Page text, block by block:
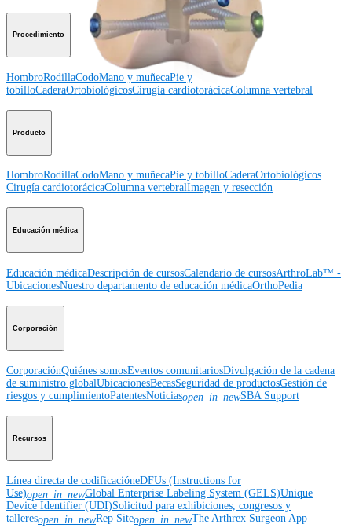
Procedimiento
HombroRodillaCodoMano y muñecaPie y
tobilloCaderaOrtobiológicosCirugía cardiotorácicaColumna vertebral
Producto
HombroRodillaCodoMano y muñecaPie y tobilloCaderaOrtobiológicos
Cirugía cardiotorácicaColumna vertebralImagen y resección
Educación médica
Educación médicaDescripción de cursosCalendario de cursosArthroLab™ -
UbicacionesNuestro departamento de educación médicaOrthoPedia
Corporación
CorporaciónQuiénes somosEventos comunitariosDivulgación de la cadena
de suministro globalUbicacionesBecasSeguridad de productosGestión de
riesgos y cumplimientoPatentesNoticiasopen_in_newSBA Support
Recursos
Línea directa de codificacióneDFUs (Instructions for
Use)open_in_newGlobal Enterprise Labeling System (GELS)Unique
Device Identifier (UDI)Solicitud para exhibiciones, congresos y
talleresopen_in_newRep Siteopen_in_newThe Arthrex Surgeon App